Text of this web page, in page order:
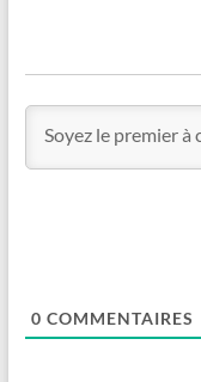
0 COMMENTAIRES